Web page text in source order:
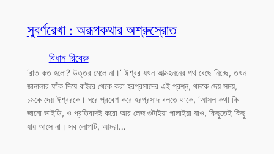
সুবর্ণরেখা : অরূপকথার অশ্রুস্রোত
বিধান রিবেরু
‘রাত কত হলো? উত্তর মেলে না।’ ঈশ্বর যখন আত্মহননের পথ বেছে নিচ্ছে, তখন
জানালার ফাঁক দিয়ে বাইরে থেকে করা হরপ্রসাদের এই প্রশ্ন, থমকে দেয় সময়,
চমকে দেয় ঈশ্বরকে। ঘরে প্রবেশ করে হরপ্রসাদ বলতে থাকে, ‘আসল কথা কি
জানো ভাইডি, ও প্রতিবাদই করো আর লেজ গুটাইয়া পালাইয়া যাও, কিছুতেই কিছু
যায় আসে না। সব লোপাট, আমরা…